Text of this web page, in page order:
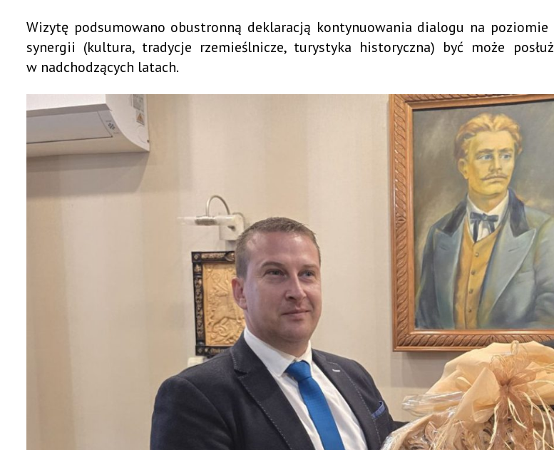
Wizytę podsumowano obustronną deklaracją kontynuowania dialogu na
synergii (kultura, tradycje rzemieślnicze, turystyka historyczna) być może
w nadchodzących latach.